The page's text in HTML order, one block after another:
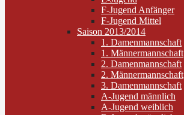
F-Jugend Anfänger
F-Jugend Mittel
Saison 2013/2014
1. Damenmannschaft
1. Männermannschaft
2. Damenmannschaft
2. Männermannschaft
3. Damenmannschaft
A-Jugend männlich
A-Jugend weiblich